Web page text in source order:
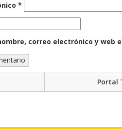
*
correo electrónico y web
Portal